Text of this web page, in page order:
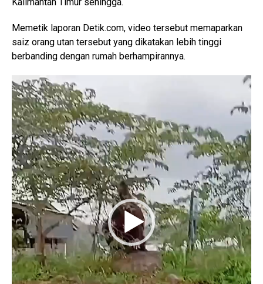
Memetik laporan Detik.com, video tersebut memaparkan
saiz orang utan tersebut yang dikatakan lebih tinggi
berbanding dengan rumah berhampirannya.
V
i
d
e
o
P
l
a
y
e
r